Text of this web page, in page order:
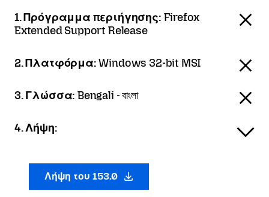
1. Πρόγραμμα περιήγησης: Firefox
Extended Support Release
2. Πλατφόρμα:Windows 32-bit MSI
3. Γλώσσα:Bengali - বাংলা
4. Λήψη:
Λήψη του 153.0